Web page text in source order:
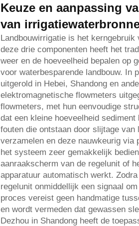
Keuze en aanpassing
van
Landbouwirrigatie is het
deze drie componenten heeft het
weer en de hoeveelheid bepalen op
voor waterbesparende landbouw. In
uitgerold in Hebei, Shandong en
elektromagnetische flowmeters
flowmeters, met hun eenvoudige
dat een kleine hoeveelheid
fouten die ontstaan door slijtage
verzamelen en deze nauwkeurig via
het systeem zeer gemakkelijk
aanraakscherm van de regelunit of
apparatuur automatisch werkt.
regelunit onmiddellijk een signaal
proces vereist geen handmatige
en wordt vermeden dat gewassen
Dezhou in Shandong heeft de